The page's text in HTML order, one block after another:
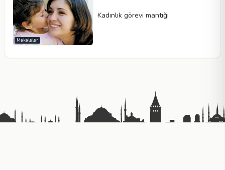
Makaleler
Kadınlık görevi mantığı